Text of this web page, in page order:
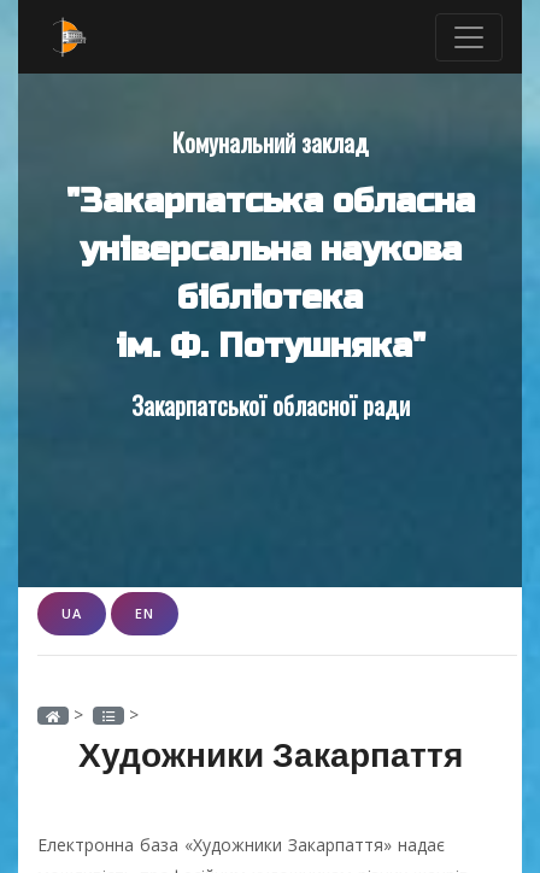
Комунальний заклад
"Закарпатська обласна
універсальна наукова
бібліотека
ім. Ф. Потушняка"
Закарпатської обласної ради
UA EN
> >
Художники Закарпаття
Електронна база «Художники Закарпаття» надає